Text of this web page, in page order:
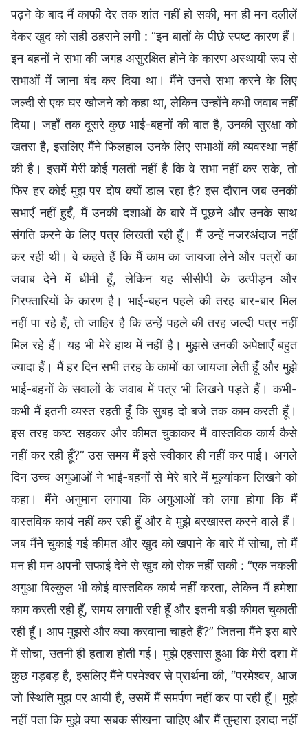
पढ़ने के बाद मैं काफी देर तक शांत नहीं हो सकी, मन ही मन दलीलें
देकर खुद को सही ठहराने लगी : “इन बातों के पीछे स्पष्ट कारण हैं।
इन बहनों ने सभा की जगह असुरक्षित होने के कारण अस्थायी रूप से
सभाओं में जाना बंद कर दिया था। मैंने उनसे सभा करने के लिए
जल्दी से एक घर खोजने को कहा था, लेकिन उन्होंने कभी जवाब नहीं
दिया। जहाँ तक दूसरे कुछ भाई-बहनों की बात है, उनकी सुरक्षा को
खतरा है, इसलिए मैंने फिलहाल उनके लिए सभाओं की व्यवस्था नहीं
की है। इसमें मेरी कोई गलती नहीं है कि वे सभा नहीं कर सके, तो
फिर हर कोई मुझ पर दोष क्यों डाल रहा है? इस दौरान जब उनकी
सभाएँ नहीं हुईं, मैं उनकी दशाओं के बारे में पूछने और उनके साथ
संगति करने के लिए पत्र लिखती रही हूँ। मैं उन्हें नजरअंदाज नहीं
कर रही थी। वे कहते हैं कि मैं काम का जायजा लेने और पत्रों का
जवाब देने में धीमी हूँ, लेकिन यह सीसीपी के उत्पीड़न और
गिरफ्तारियों के कारण है। भाई-बहन पहले की तरह बार-बार मिल
नहीं पा रहे हैं, तो जाहिर है कि उन्हें पहले की तरह जल्दी पत्र नहीं
मिल रहे हैं। यह भी मेरे हाथ में नहीं है। मुझसे उनकी अपेक्षाएँ बहुत
ज्यादा हैं। मैं हर दिन सभी तरह के कामों का जायजा लेती हूँ और मुझे
भाई-बहनों के सवालों के जवाब में पत्र भी लिखने पड़ते हैं। कभी-
कभी मैं इतनी व्यस्त रहती हूँ कि सुबह दो बजे तक काम करती हूँ।
इस तरह कष्ट सहकर और कीमत चुकाकर मैं वास्तविक कार्य कैसे
नहीं कर रही हूँ?” उस समय मैं इसे स्वीकार ही नहीं कर पाई। अगले
दिन उच्च अगुआओं ने भाई-बहनों से मेरे बारे में मूल्यांकन लिखने को
कहा। मैंने अनुमान लगाया कि अगुआओं को लगा होगा कि मैं
वास्तविक कार्य नहीं कर रही हूँ और वे मुझे बरखास्त करने वाले हैं।
जब मैंने चुकाई गई कीमत और खुद को खपाने के बारे में सोचा, तो मैं
मन ही मन अपनी सफाई देने से खुद को रोक नहीं सकी : “एक नकली
अगुआ बिल्कुल भी कोई वास्तविक कार्य नहीं करता, लेकिन मैं हमेशा
काम करती रही हूँ, समय लगाती रही हूँ और इतनी बड़ी कीमत चुकाती
रही हूँ। आप मुझसे और क्या करवाना चाहते हैं?” जितना मैंने इस बारे
में सोचा, उतनी ही हताश होती गई। मुझे एहसास हुआ कि मेरी दशा में
कुछ गड़बड़ है, इसलिए मैंने परमेश्वर से प्रार्थना की, “परमेश्वर, आज
जो स्थिति मुझ पर आयी है, उसमें मैं समर्पण नहीं कर पा रही हूँ। मुझे
नहीं पता कि मुझे क्या सबक सीखना चाहिए और मैं तुम्हारा इरादा नहीं